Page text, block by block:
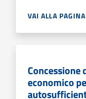
VAI ALLA PAGINA
economico